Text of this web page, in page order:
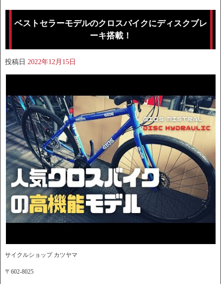
ベストセラーモデルのクロスバイクにディスクブレ
ーキ搭載！
投稿日 2022年12月15日
サイクルショップ カツヤマ
〒602-8025